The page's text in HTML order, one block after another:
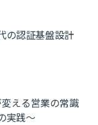
の認証基盤設計
える営業の常識
実践～